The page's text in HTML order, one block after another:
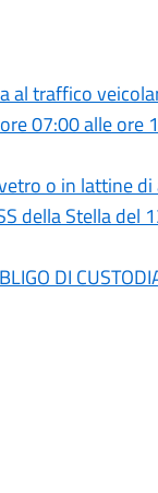
al traffico
07:00 alle ore
o in lattine
della Stella del
DI